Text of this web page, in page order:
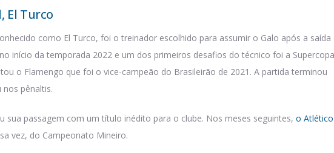
El Turco
como El Turco, foi o treinador escolhido para assumir o Galo após a saída
início da temporada 2022 e um dos primeiros desafios do técnico foi a Supercopa
o Flamengo que foi o vice-campeão do Brasileirão de 2021. A partida terminou
nos pênaltis.
sua passagem com um título inédito para o clube. Nos meses seguintes, o Atlético
vez, do Campeonato Mineiro.